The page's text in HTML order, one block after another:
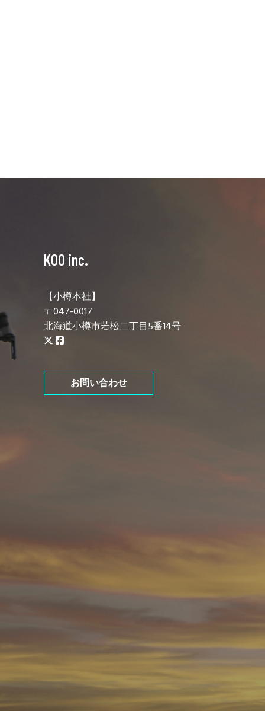
KOO inc.
【小樽本社】
〒047-0017
北海道小樽市若松二丁目5番14号
お問い合わせ